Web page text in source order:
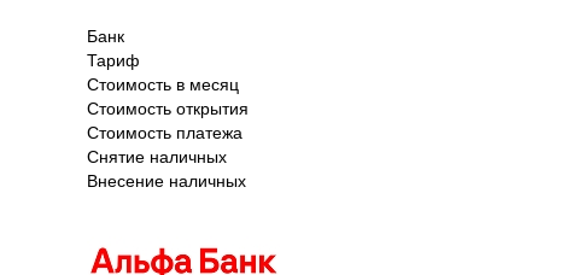
Банк
Тариф
Стоимость в месяц
Стоимость открытия
Стоимость платежа
Снятие наличных
Внесение наличных